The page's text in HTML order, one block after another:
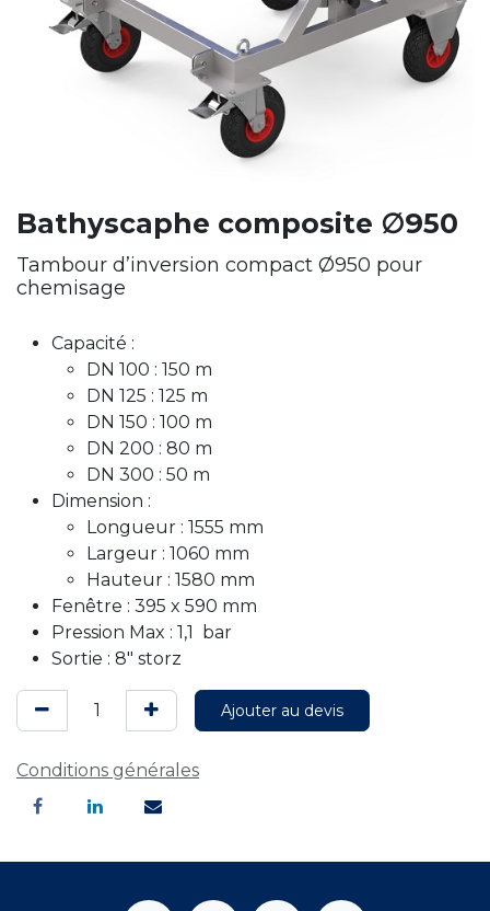
Bathyscaphe composite ∅950
Tambour d’inversion compact Ø950 pour
chemisage
Capacité :
DN 100 : 150 m
DN 125 : 125 m
DN 150 : 100 m
DN 200 : 80 m
DN 300 : 50 m
Dimension :
Longueur : 1555 mm
Largeur : 1060 mm
Hauteur : 1580 mm
Fenêtre : 395 x 590 mm
Pression Max : 1,1 bar
Sortie : 8" storz
Ajouter au devis
Conditions générales